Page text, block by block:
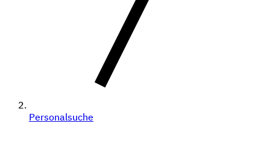
Personalsuche